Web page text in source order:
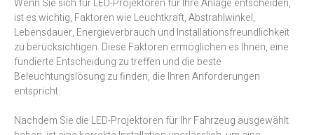
Wenn Sie sich für LED-Projektoren für Ihre Anlage entscheiden,
ist es wichtig, Faktoren wie Leuchtkraft, Abstrahlwinkel,
Lebensdauer, Energieverbrauch und Installationsfreundlichkeit
zu berücksichtigen. Diese Faktoren ermöglichen es Ihnen, eine
fundierte Entscheidung zu treffen und die beste
Beleuchtungslösung zu finden, die Ihren Anforderungen
entspricht.
Nachdem Sie die LED-Projektoren für Ihr Fahrzeug ausgewählt